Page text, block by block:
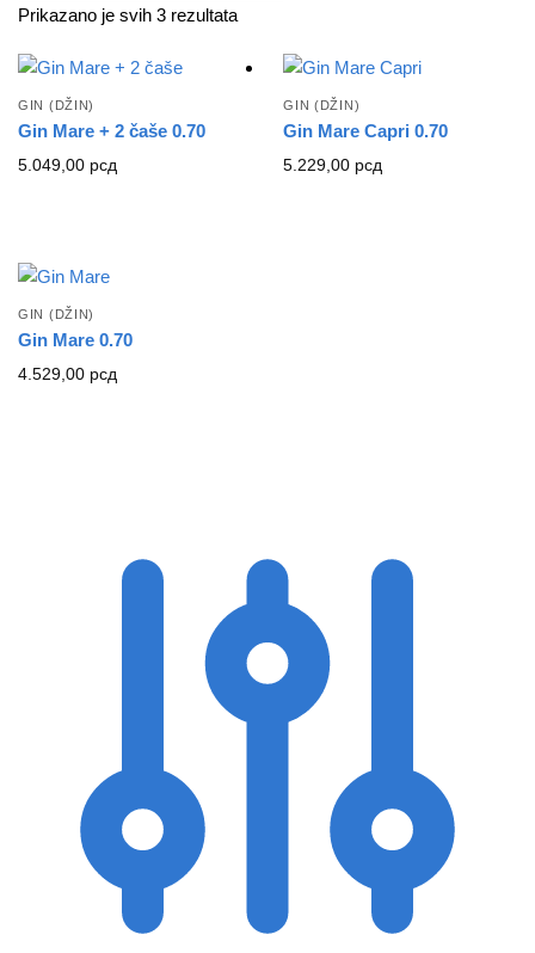
Prikazano je svih 3 rezultata
GIN (DŽIN)
Gin Mare + 2 čaše 0.70
5.049,00 рсд
GIN (DŽIN)
Gin Mare Capri 0.70
5.229,00 рсд
GIN (DŽIN)
Gin Mare 0.70
4.529,00 рсд